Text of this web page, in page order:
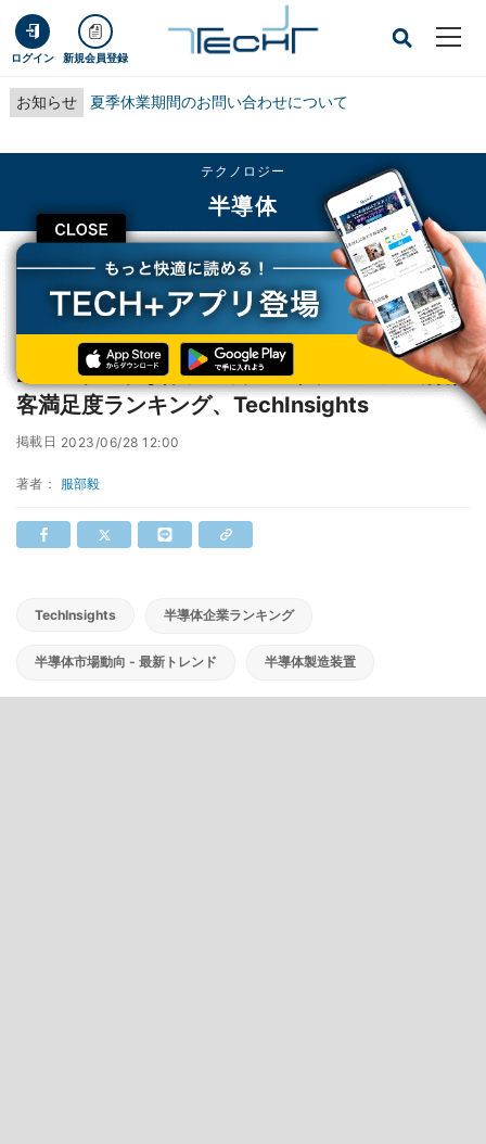
ログイン 新規会員登録
お知らせ 夏季休業期間のお問い合わせについて
CLOSE
テクノロジー
半導体
TECH+ テクノロジー
半導体
2023年の半導体製造装置・サブシステム別顧客満足度ランキング、
2023年の半導体製造装置・サブシステム別顧
客満足度ランキング、TechInsights
掲載日 2023/06/28 12:00
著者： 服部毅
TechInsights 半導体企業ランキング
半導体市場動向 - 最新トレンド 半導体製造装置